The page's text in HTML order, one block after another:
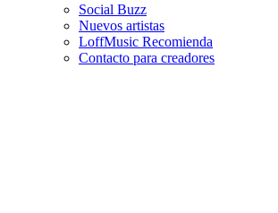
Social Buzz
Nuevos artistas
LoffMusic Recomienda
Contacto para creadores